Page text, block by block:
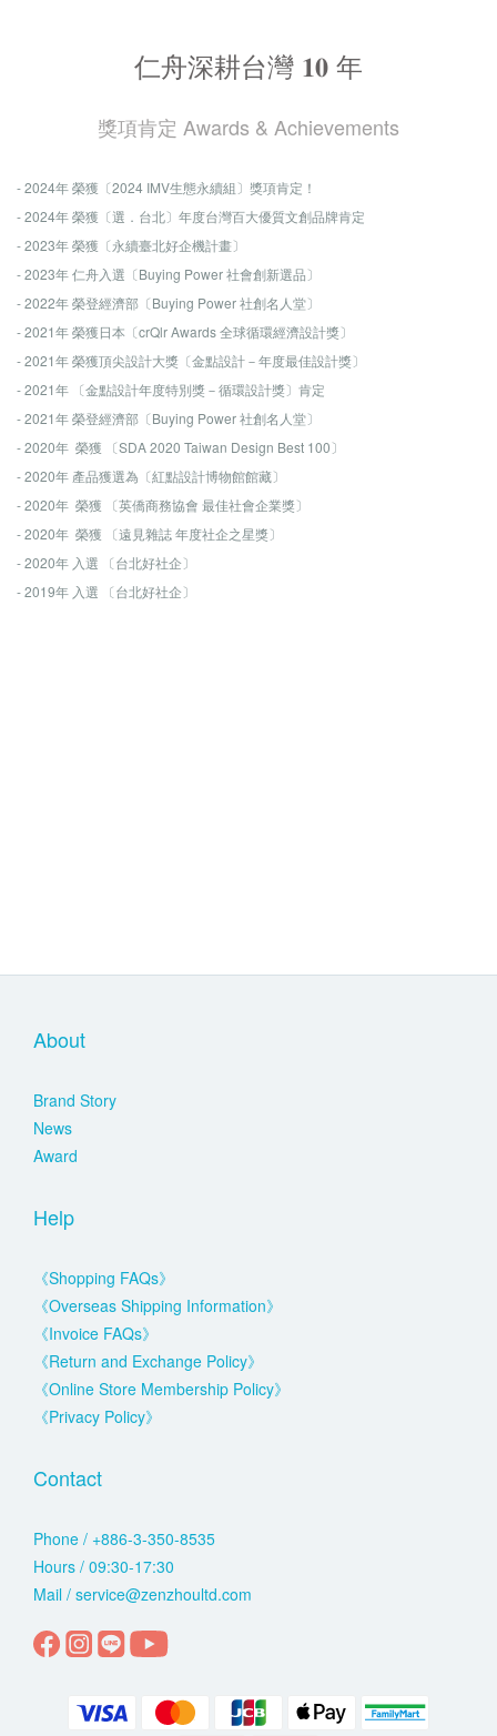
仁舟深耕台灣 𝟏𝟎 年
獎項肯定 Awards & Achievements
- 2024年 榮獲〔2024 IMV生態永續組〕獎項肯定！
- 2024年 榮獲〔選．台北〕年度台灣百大優質文創品牌肯定
- 2023年 榮獲〔永續臺北好企機計畫〕
- 2023年 仁舟入選〔Buying Power 社會創新選品〕
- 2022年 榮登經濟部〔Buying Power 社創名人堂〕
- 2021年 榮獲日本〔crQlr Awards 全球循環經濟設計獎〕
- 2021年 榮獲頂尖設計大獎〔金點設計－年度最佳設計獎〕
- 2021年 〔金點設計年度特別獎－循環設計獎〕肯定
- 2021年 榮登經濟部〔Buying Power 社創名人堂〕
- 2020年 榮獲 〔SDA 2020 Taiwan Design Best 100〕
- 2020年 產品獲選為〔紅點設計博物館館藏〕
- 2020年 榮獲 〔英僑商務協會 最佳社會企業獎〕
- 2020年 榮獲 〔遠見雜誌 年度社企之星獎〕
- 2020年 入選 〔台北好社企〕
- 2019年 入選 〔台北好社企〕
About
Brand Story
News
Award
Help
《Shopping FAQs》
《Overseas Shipping Information》
《Invoice FAQs》
《Return and Exchange Policy》
《Online Store Membership Policy》
《Privacy Policy》
Contact
Phone / +886-3-350-8535
Hours / 09:30-17:30
Mail / service@zenzhoultd.com